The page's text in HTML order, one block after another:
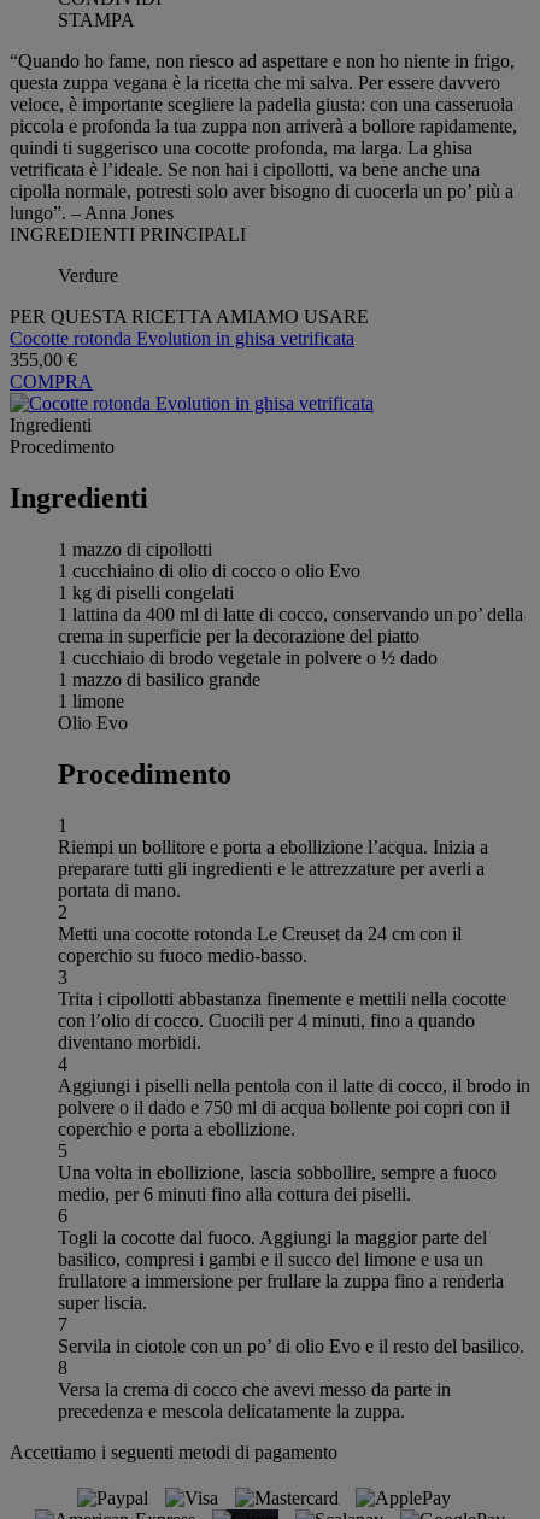
STAMPA
“Quando ho fame, non riesco ad aspettare e non ho niente in frigo,
questa zuppa vegana è la ricetta che mi salva. Per essere davvero
veloce, è importante scegliere la padella giusta: con una casseruola
piccola e profonda la tua zuppa non arriverà a bollore rapidamente,
quindi ti suggerisco una cocotte profonda, ma larga. La ghisa
vetrificata è l’ideale. Se non hai i cipollotti, va bene anche una
cipolla normale, potresti solo aver bisogno di cuocerla un po’ più a
lungo”. – Anna Jones
INGREDIENTI PRINCIPALI
Verdure
PER QUESTA RICETTA AMIAMO USARE
Cocotte rotonda Evolution in ghisa vetrificata
355,00 €
COMPRA
Ingredienti
Procedimento
Ingredienti
1 mazzo di cipollotti
1 cucchiaino di olio di cocco o olio Evo
1 kg di piselli congelati
1 lattina da 400 ml di latte di cocco, conservando un po’ della
crema in superficie per la decorazione del piatto
1 cucchiaio di brodo vegetale in polvere o ½ dado
1 mazzo di basilico grande
1 limone
Olio Evo
Procedimento
1
Riempi un bollitore e porta a ebollizione l’acqua. Inizia a
preparare tutti gli ingredienti e le attrezzature per averli a
portata di mano.
2
Metti una cocotte rotonda Le Creuset da 24 cm con il
coperchio su fuoco medio-basso.
3
Trita i cipollotti abbastanza finemente e mettili nella cocotte
con l’olio di cocco. Cuocili per 4 minuti, fino a quando
diventano morbidi.
4
Aggiungi i piselli nella pentola con il latte di cocco, il brodo in
polvere o il dado e 750 ml di acqua bollente poi copri con il
coperchio e porta a ebollizione.
5
Una volta in ebollizione, lascia sobbollire, sempre a fuoco
medio, per 6 minuti fino alla cottura dei piselli.
6
Togli la cocotte dal fuoco. Aggiungi la maggior parte del
basilico, compresi i gambi e il succo del limone e usa un
frullatore a immersione per frullare la zuppa fino a renderla
super liscia.
7
Servila in ciotole con un po’ di olio Evo e il resto del basilico.
8
Versa la crema di cocco che avevi messo da parte in
precedenza e mescola delicatamente la zuppa.
Accettiamo i seguenti metodi di pagamento